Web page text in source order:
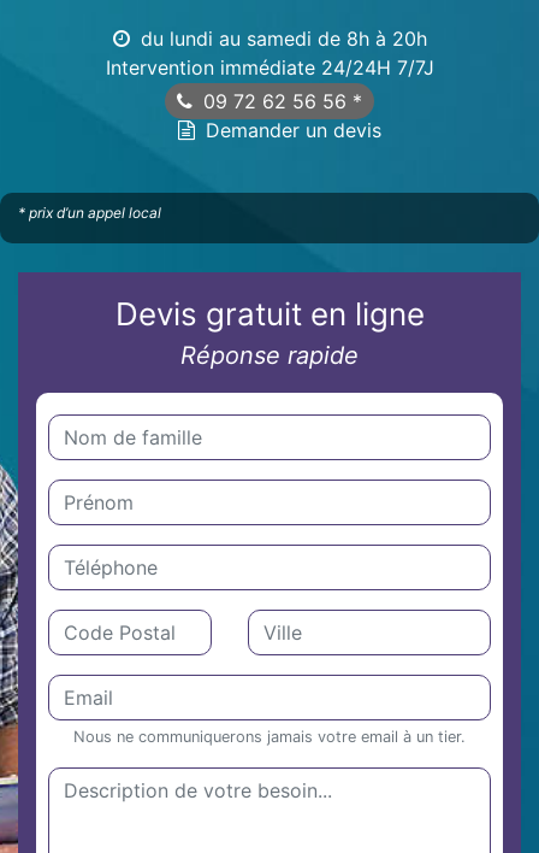
du lundi au samedi de 8h à 20h
Intervention immédiate 24/24H 7/7J
09 72 62 56 56 *
Demander un devis
* prix d’un appel local
Devis gratuit en ligne
Réponse rapide
Nous ne communiquerons jamais votre email à un tier.